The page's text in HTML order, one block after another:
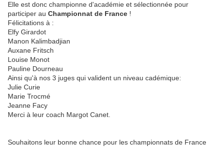
Elle est donc championne d'académie et sélectionnée pour
participer au Championnat de France !
Félicitations à :
Elfy Girardot
Manon Kalimbadjian
Auxane Fritsch
Louise Monot
Pauline Dourneau
Ainsi qu'à nos 3 juges qui valident un niveau cadémique:
Julie Curie
Marie Trocmé
Jeanne Facy
Merci à leur coach Margot Canet.
Souhaitons leur bonne chance pour les championnats de France